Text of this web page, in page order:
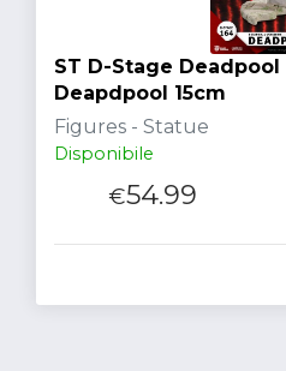
ST D-Stage
Deapdpool 15cm
Figures - Statue
Disponibile
€54.99